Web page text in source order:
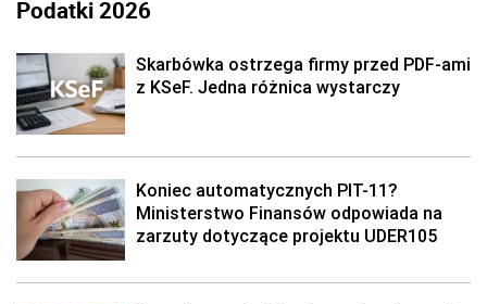
Podatki 2026
Skarbówka ostrzega firmy przed PDF-ami
z KSeF. Jedna różnica wystarczy
Koniec automatycznych PIT-11?
Ministerstwo Finansów odpowiada na
zarzuty dotyczące projektu UDER105